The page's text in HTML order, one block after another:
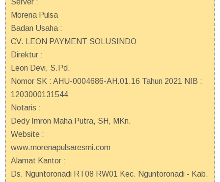
Server :
Morena Pulsa
Badan Usaha :
CV. LEON PAYMENT SOLUSINDO
Direktur :
Leon Devi, S.Pd.
Nomor SK : AHU-0004686-AH.01.16 Tahun 2021 NIB :
1203000131544
Notaris :
Dedy Imron Maha Putra, SH, MKn.
Website :
www.morenapulsaresmi.com
Alamat Kantor :
Ds. Nguntoronadi RT08 RW01 Kec. Nguntoronadi - Kab.